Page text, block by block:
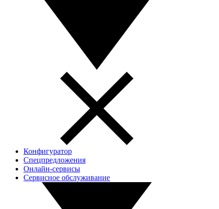
Конфигуратор
Спецпредложения
Онлайн-сервисы
Сервисное обслуживание